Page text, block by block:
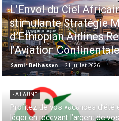
Aéroports US : les
injectent 870
dans 339 projets,
Miami en tête
Samir Belhassen - 6 août 2026
- A LA UNE
Aérien & Stratégie :
la diaspora européenne le